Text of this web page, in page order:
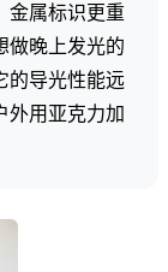
金属标识更重
做晚上发光的
的导光性能远
外用亚克力加